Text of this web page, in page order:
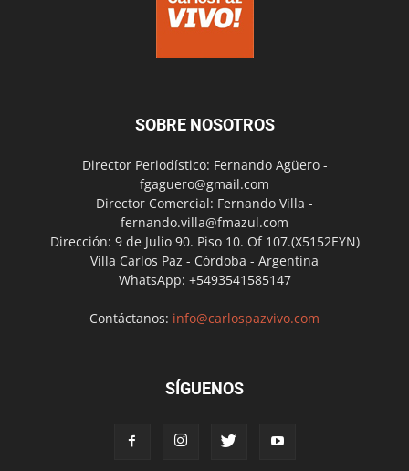
SOBRE NOSOTROS
Director Periodístico: Fernando Agüero -
fgaguero@gmail.com
Director Comercial: Fernando Villa -
fernando.villa@fmazul.com
Dirección: 9 de Julio 90. Piso 10. Of 107.(X5152EYN)
Villa Carlos Paz - Córdoba - Argentina
WhatsApp: +5493541585147
Contáctanos: info@carlospazvivo.com
SÍGUENOS